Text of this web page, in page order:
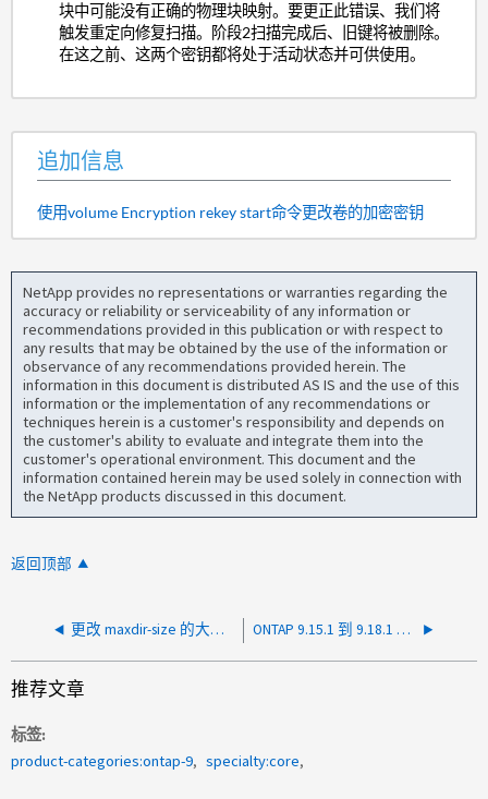
块中可能没有正确的物理块映射。要更正此错误、我们将
触发重定向修复扫描。阶段2扫描完成后、旧键将被删除。
在这之前、这两个密钥都将处于活动状态并可供使用。
追加信息
使用volume Encryption rekey start命令更改卷的加密密钥
NetApp provides no representations or warranties regarding the
accuracy or reliability or serviceability of any information or
recommendations provided in this publication or with respect to
any results that may be obtained by the use of the information or
observance of any recommendations provided herein. The
information in this document is distributed AS IS and the use of this
information or the implementation of any recommendations or
techniques herein is a customer's responsibility and depends on
the customer's ability to evaluate and integrate them into the
customer's operational environment. This document and the
information contained herein may be used solely in connection with
the NetApp products discussed in this document.
返回顶部
更改 maxdir-size 的大小会对性能产生什么影响？ ONTAP 9.15.1 到 9.18.1 直接升级的推荐程序和关键注意事项是什么
推荐文章
标签
product-categories:ontap-9
specialty:core